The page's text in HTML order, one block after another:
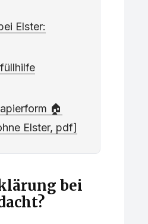
Elster:
🏠
Elster, pdf]
bei